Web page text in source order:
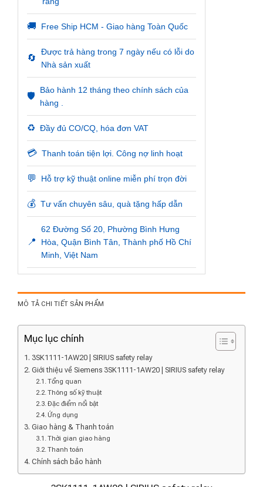
🚚 Free Ship HCM - Giao hàng Toàn Quốc
🔄
Được trả hàng trong 7 ngày nếu có lỗi do
Nhà sản xuất
🛡️
Bảo hành 12 tháng theo chính sách của
hàng .
♻️ Đầy đủ CO/CQ, hóa đơn VAT
💳 Thanh toán tiện lợi. Công nợ linh hoạt
💬 Hỗ trợ kỹ thuật online miễn phí trọn đời
💰 Tư vấn chuyên sâu, quà tặng hấp dẫn
📍
62 Đường Số 20, Phường Bình Hưng
Hòa, Quận Bình Tân, Thành phố Hồ Chí
Minh, Việt Nam
MÔ TẢ CHI TIẾT SẢN PHẨM
Mục lục chính
3SK1111-1AW20 | SIRIUS safety relay
Giới thiệu về Siemens 3SK1111-1AW20 | SIRIUS safety relay
Tổng quan
Thông số kỹ thuật
Đặc điểm nổi bật
Ứng dụng
Giao hàng & Thanh toán
Thời gian giao hàng
Thanh toán
Chính sách bảo hành